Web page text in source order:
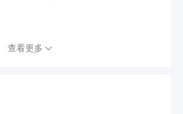
查看更多